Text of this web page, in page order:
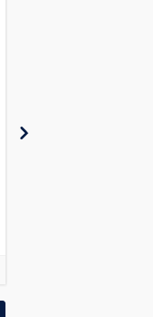
Spraw Międzynarodowych.